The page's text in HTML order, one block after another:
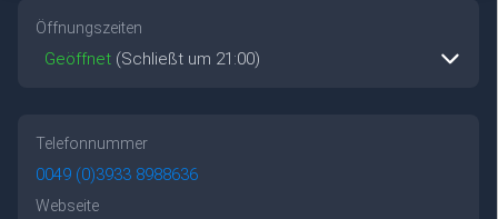
Öffnungszeiten
Geöffnet (Schließt um 21:00)
Telefonnummer
0049 (0)3933 8988636
Webseite